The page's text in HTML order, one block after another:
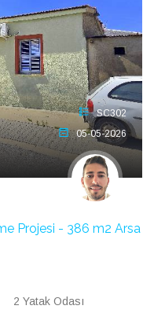
SC302
05-05-2026
Projesi - 386 m2 Arsa
2 Yatak Odası